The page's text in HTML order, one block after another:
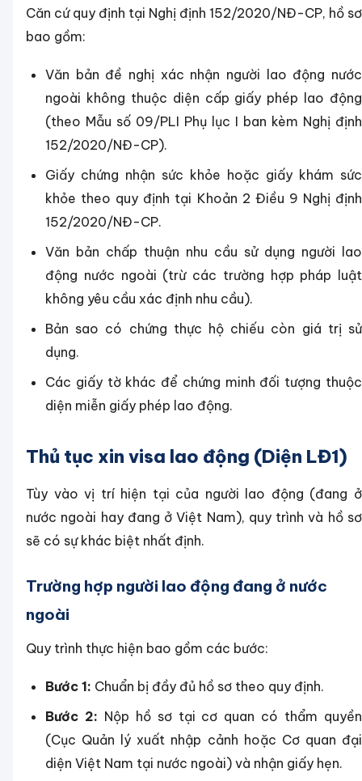
Căn cứ quy định tại Nghị định 152/2020/NĐ-CP, hồ sơ
bao gồm:
Văn bản đề nghị xác nhận người lao động nước
ngoài không thuộc diện cấp giấy phép lao động
(theo Mẫu số 09/PLI Phụ lục I ban kèm Nghị định
152/2020/NĐ-CP).
Giấy chứng nhận sức khỏe hoặc giấy khám sức
khỏe theo quy định tại Khoản 2 Điều 9 Nghị định
152/2020/NĐ-CP.
Văn bản chấp thuận nhu cầu sử dụng người lao
động nước ngoài (trừ các trường hợp pháp luật
không yêu cầu xác định nhu cầu).
Bản sao có chứng thực hộ chiếu còn giá trị sử
dụng.
Các giấy tờ khác để chứng minh đối tượng thuộc
diện miễn giấy phép lao động.
Thủ tục xin visa lao động (Diện LĐ1)
Tùy vào vị trí hiện tại của người lao động (đang ở
nước ngoài hay đang ở Việt Nam), quy trình và hồ sơ
sẽ có sự khác biệt nhất định.
Trường hợp người lao động đang ở nước
ngoài
Quy trình thực hiện bao gồm các bước:
Bước 1: Chuẩn bị đầy đủ hồ sơ theo quy định.
Bước 2: Nộp hồ sơ tại cơ quan có thẩm quyền
(Cục Quản lý xuất nhập cảnh hoặc Cơ quan đại
diện Việt Nam tại nước ngoài) và nhận giấy hẹn.